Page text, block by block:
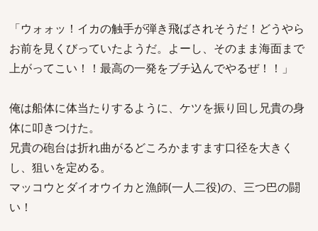
「ウォォッ！イカの触手が弾き飛ばされそうだ！どうやら
お前を見くびっていたようだ。よーし、そのまま海面まで
上がってこい！！最高の一発をブチ込んでやるぜ！！」
俺は船体に体当たりするように、ケツを振り回し兄貴の身
体に叩きつけた。
兄貴の砲台は折れ曲がるどころかますます口径を大きく
し、狙いを定める。
マッコウとダイオウイカと漁師(一人二役)の、三つ巴の闘
い！